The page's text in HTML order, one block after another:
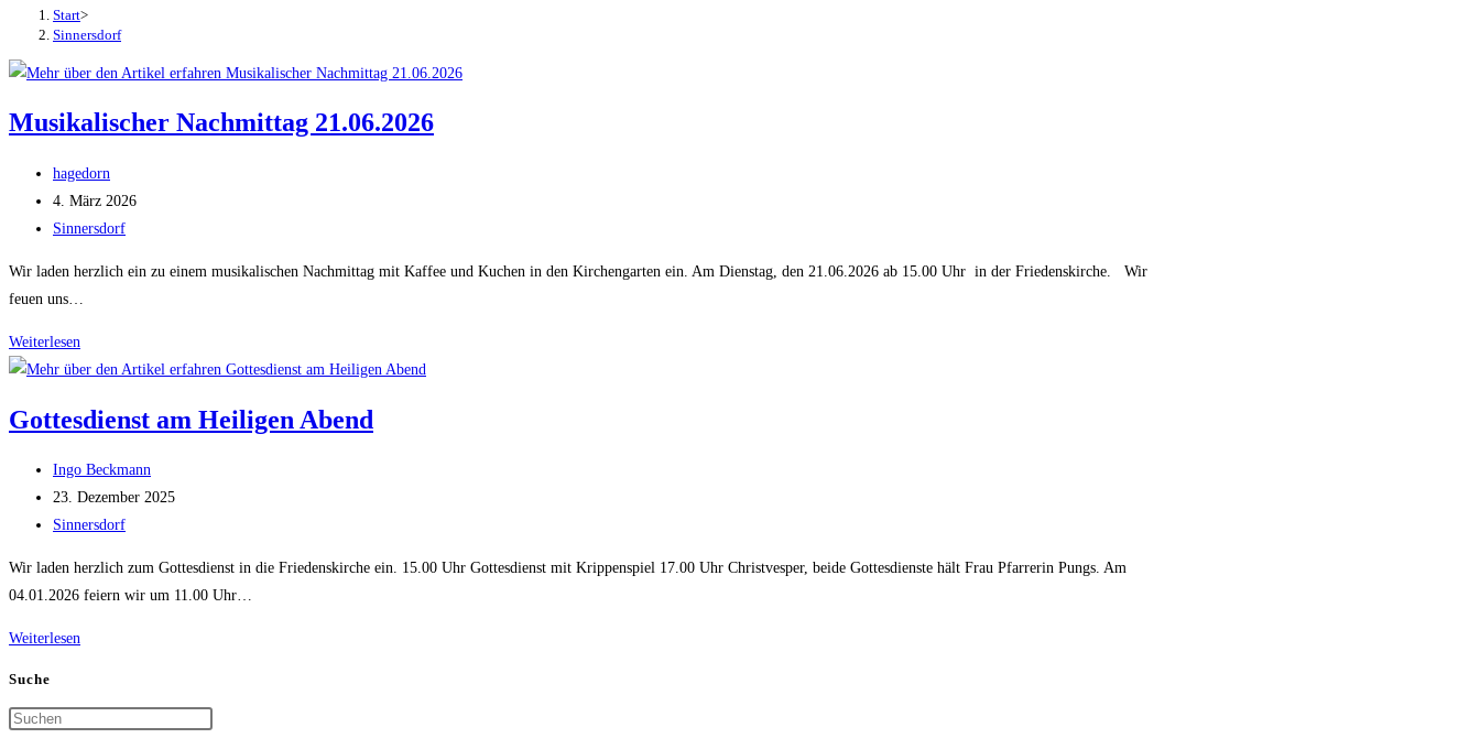
Start>
Sinnersdorf
Musikalischer Nachmittag 21.06.2026
Beitrags-
Autor:
hagedorn
Beitrag
veröffentlicht:
4. März 2026
Beitrags-
Sinnersdorf
Wir laden herzlich ein zu einem musikalischen Nachmittag mit Kaffee und Kuchen in den Kirchengarten ein. Am Dienstag, den 21.06.2026 ab 15.00 Uhr in der Friedenskirche. Wir
feuen uns…
Weiterlesen
Nachmittag
Gottesdienst am Heiligen Abend
Beitrags-
Autor:
Ingo Beckmann
Beitrag
veröffentlicht:
23. Dezember 2025
Beitrags-
Sinnersdorf
Wir laden herzlich zum Gottesdienst in die Friedenskirche ein. 15.00 Uhr Gottesdienst mit Krippenspiel 17.00 Uhr Christvesper, beide Gottesdienste hält Frau Pfarrerin Pungs. Am
04.01.2026 feiern wir um 11.00 Uhr…
Weiterlesen
Suche